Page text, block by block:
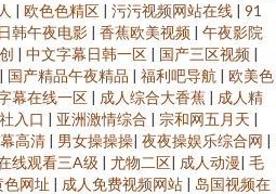
| 欧色色精区 | 污污视频网站在线 | 91
日韩午夜电影 | 香蕉欧美视频 | 午夜影院
| 中文字幕日韩一区 | 国产三区视频 |
| 国产精品午夜精品 | 福利吧导航 | 欧美色
幕在线一区 | 成人综合大香蕉 | 成人精
入口 | 亚洲激情综合 | 宗和网五月天 |
高清 | 男女操操操| 夜夜操娱乐综合网 |
线观看三A级 | 尤物二区| 成人动漫| 毛
色网址 | 成人免费视频网站 | 岛国视频在